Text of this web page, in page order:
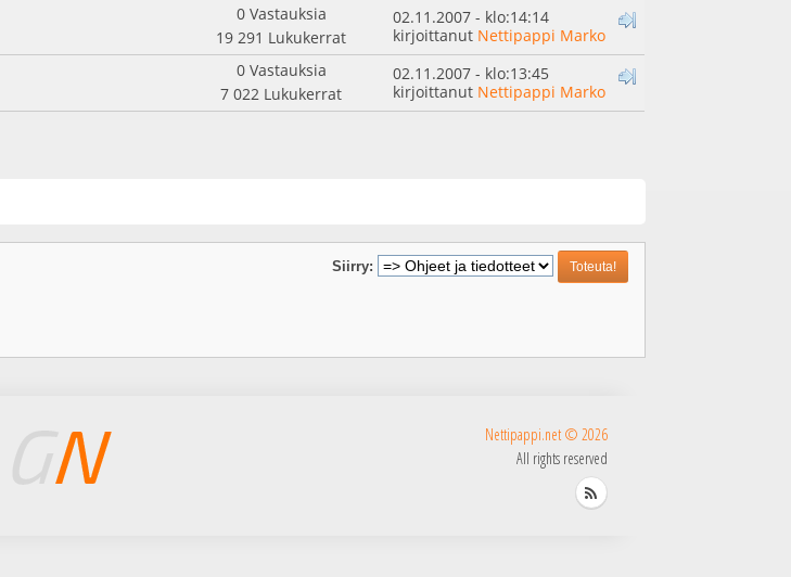
0 Vastauksia
19 291 Lukukerrat
02.11.2007 - klo:14:14
kirjoittanut Nettipappi Marko
0 Vastauksia
7 022 Lukukerrat
02.11.2007 - klo:13:45
kirjoittanut Nettipappi Marko
Siirry:
Nettipappi.net © 2026
All rights reserved